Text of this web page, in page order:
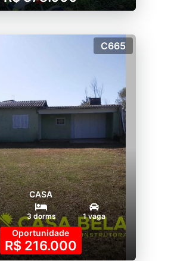
C665
CASA
3 dorms 1 vaga
Oportunidade
R$ 216.000